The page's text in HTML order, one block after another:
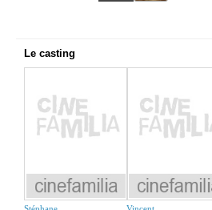
Le casting